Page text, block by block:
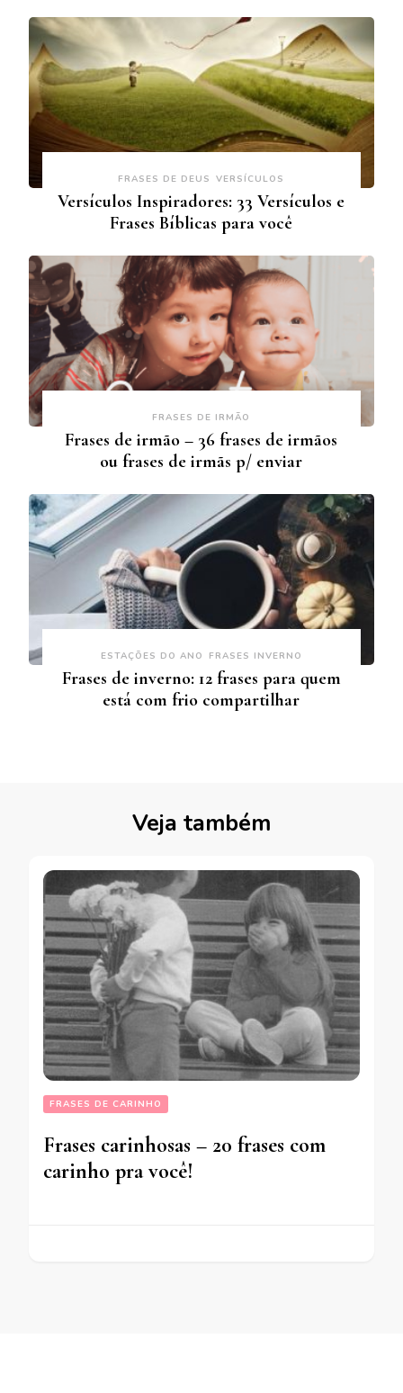
FRASES DE DEUS VERSÍCULOS
Versículos Inspiradores: 33 Versículos e
Frases Bíblicas para você
FRASES DE IRMÃO
Frases de irmão – 36 frases de irmãos
ou frases de irmãs p/ enviar
ESTAÇÕES DO ANO FRASES INVERNO
Frases de inverno: 12 frases para quem
está com frio compartilhar
Veja também
FRASES DE CARINHO
Frases carinhosas – 20 frases com
carinho pra você!